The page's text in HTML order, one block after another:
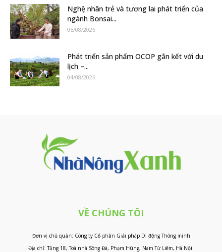
Nghệ nhân trẻ và tương lai phát triển của
ngành Bonsai...
05/08/2026
Phát triển sản phẩm OCOP gắn kết với du
lịch –...
04/08/2026
VỀ CHÚNG TÔI
Đơn vị chủ quản: Công ty Cổ phần Giải pháp Di động Thông minh
Địa chỉ: Tầng 18, Toà nhà Sông Đà, Phạm Hùng, Nam Từ Liêm, Hà Nội.